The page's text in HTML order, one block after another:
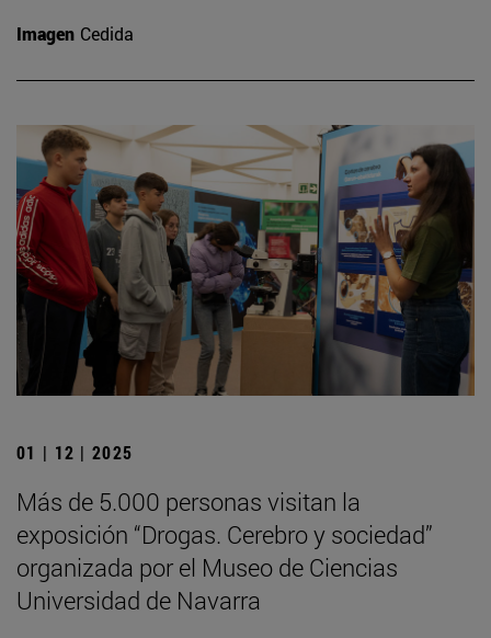
Imagen Cedida
01 | 12 | 2025
Más de 5.000 personas visitan la
exposición “Drogas. Cerebro y sociedad”
organizada por el Museo de Ciencias
Universidad de Navarra